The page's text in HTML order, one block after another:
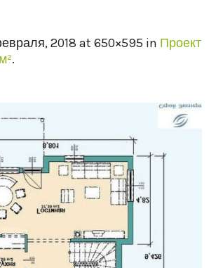
2018 at 650×595 in Проект
.